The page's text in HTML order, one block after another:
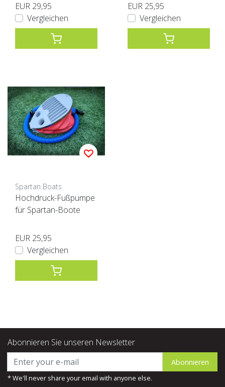
EUR 29,95
Vergleichen
EUR 25,95
Vergleichen
Spartan Boats
Hochdruck-Fußpumpe
für Spartan-Boote
EUR 25,95
Vergleichen
Abonnieren Sie unseren Newsletter
Abonnieren
* We'll never share your email with anyone else.